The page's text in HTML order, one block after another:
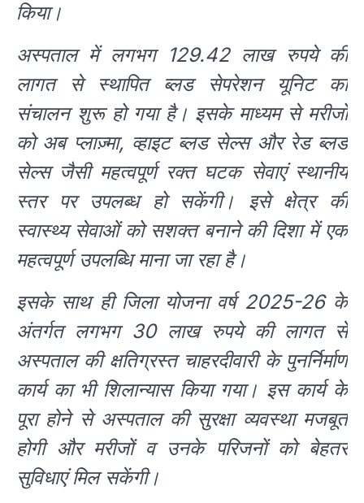
किया।
अस्पताल में लगभग 129.42 लाख रुपये की
लागत से स्थापित ब्लड सेपरेशन यूनिट का
संचालन शुरू हो गया है। इसके माध्यम से मरीजों
को अब प्लाज़्मा, व्हाइट ब्लड सेल्स और रेड ब्लड
सेल्स जैसी महत्वपूर्ण रक्त घटक सेवाएं स्थानीय
स्तर पर उपलब्ध हो सकेंगी। इसे क्षेत्र की
स्वास्थ्य सेवाओं को सशक्त बनाने की दिशा में एक
महत्वपूर्ण उपलब्धि माना जा रहा है।
इसके साथ ही जिला योजना वर्ष 2025-26 के
अंतर्गत लगभग 30 लाख रुपये की लागत से
अस्पताल की क्षतिग्रस्त चाहरदीवारी के पुनर्निर्माण
कार्य का भी शिलान्यास किया गया। इस कार्य के
पूरा होने से अस्पताल की सुरक्षा व्यवस्था मजबूत
होगी और मरीजों व उनके परिजनों को बेहतर
सुविधाएं मिल सकेंगी।